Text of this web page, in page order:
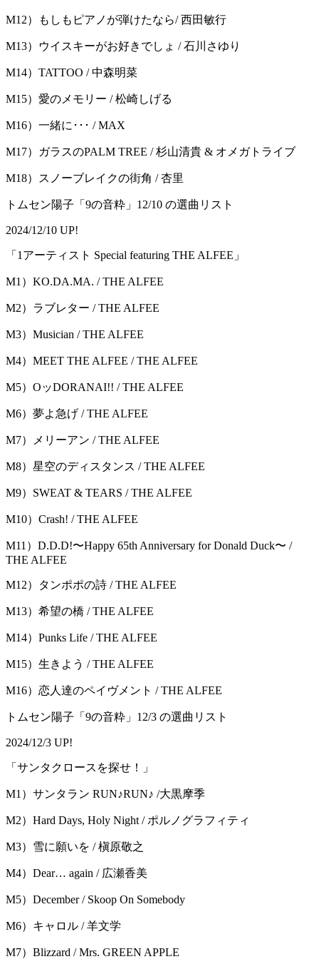
M12）もしもピアノが弾けたなら/ 西田敏行
M13）ウイスキーがお好きでしょ / 石川さゆり
M14）TATTOO / 中森明菜
M15）愛のメモリー / 松崎しげる
M16）一緒に･･･ / MAX
M17）ガラスのPALM TREE / 杉山清貴 & オメガトライブ
M18）スノーブレイクの街角 / 杏里
トムセン陽子「9の音粋」12/10 の選曲リスト
2024/12/10 UP!
「1アーティスト Special featuring THE ALFEE」
M1）KO.DA.MA. / THE ALFEE
M2）ラブレター / THE ALFEE
M3）Musician / THE ALFEE
M4）MEET THE ALFEE / THE ALFEE
M5）OッDORANAI!! / THE ALFEE
M6）夢よ急げ / THE ALFEE
M7）メリーアン / THE ALFEE
M8）星空のディスタンス / THE ALFEE
M9）SWEAT & TEARS / THE ALFEE
M10）Crash! / THE ALFEE
M11）D.D.D!〜Happy 65th Anniversary for Donald Duck〜 /
THE ALFEE
M12）タンポポの詩 / THE ALFEE
M13）希望の橋 / THE ALFEE
M14）Punks Life / THE ALFEE
M15）生きよう / THE ALFEE
M16）恋人達のペイヴメント / THE ALFEE
トムセン陽子「9の音粋」12/3 の選曲リスト
2024/12/3 UP!
「サンタクロースを探せ！」
M1）サンタラン RUN♪RUN♪ /大黒摩季
M2）Hard Days, Holy Night / ポルノグラフィティ
M3）雪に願いを / 槇原敬之
M4）Dear… again / 広瀬香美
M5）December / Skoop On Somebody
M6）キャロル / 羊文学
M7）Blizzard / Mrs. GREEN APPLE